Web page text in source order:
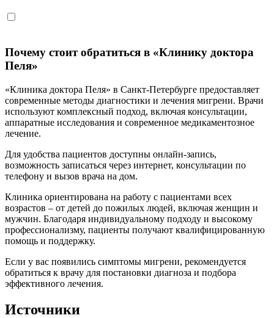
Почему стоит обратиться в «Клинику доктора
Пеля»
«Клиника доктора Пеля» в Санкт-Петербурге предоставляет
современные методы диагностики и лечения мигрени. Врачи
используют комплексный подход, включая консультации,
аппаратные исследования и современное медикаментозное
лечение.
Для удобства пациентов доступны онлайн-запись,
возможность записаться через интернет, консультации по
телефону и вызов врача на дом.
Клиника ориентирована на работу с пациентами всех
возрастов – от детей до пожилых людей, включая женщин и
мужчин. Благодаря индивидуальному подходу и высокому
профессионализму, пациенты получают квалифицированную
помощь и поддержку.
Если у вас появились симптомы мигрени, рекомендуется
обратиться к врачу для постановки диагноза и подбора
эффективного лечения.
Источники